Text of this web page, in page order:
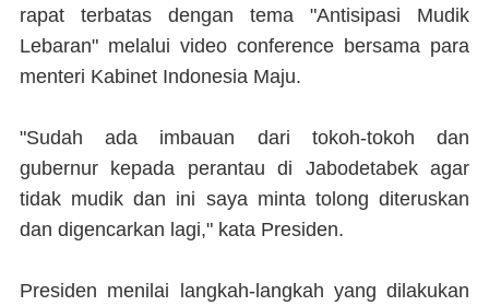
rapat terbatas dengan tema "Antisipasi Mudik
Lebaran" melalui video conference bersama para
menteri Kabinet Indonesia Maju.
"Sudah ada imbauan dari tokoh-tokoh dan
gubernur kepada perantau di Jabodetabek agar
tidak mudik dan ini saya minta tolong diteruskan
dan digencarkan lagi," kata Presiden.
Presiden menilai langkah-langkah yang dilakukan